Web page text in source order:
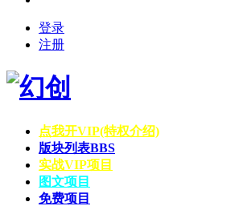
登录
注册
点我开VIP(特权介绍)
版块列表BBS
实战VIP项目
图文项目
免费项目